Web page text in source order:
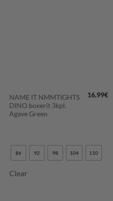
NAME IT NMMTIGHTS
DINO boxerit 3kpl,
Agave Green
16,99€
86 92 98 104 110
Clear